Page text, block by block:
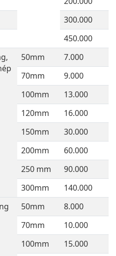
300.000
450.000
50mm
7.000
70mm
9.000
100mm
13.000
120mm
16.000
150mm
30.000
200mm
60.000
250 mm
90.000
300mm
140.000
50mm
8.000
70mm
10.000
100mm
15.000